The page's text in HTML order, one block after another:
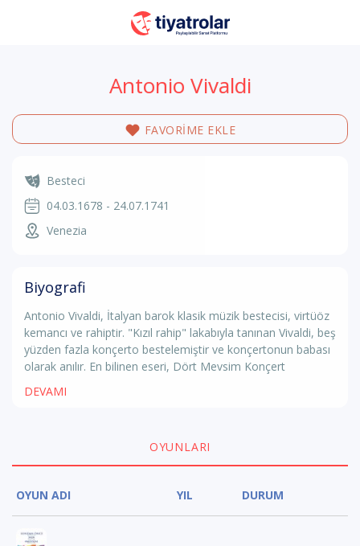
Antonio Vivaldi
FAVORİME EKLE
Besteci
04.03.1678 - 24.07.1741
Venezia
Biyografi
Antonio Vivaldi, İtalyan barok klasik müzik bestecisi, virtüöz
kemancı ve rahiptir. "Kızıl rahip" lakabıyla tanınan Vivaldi, beş
yüzden fazla konçerto bestelemiştir ve konçertonun babası
olarak anılır. En bilinen eseri, Dört Mevsim Konçert
DEVAMI
OYUNLARI
OYUN ADI YIL DURUM